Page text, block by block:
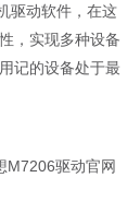
驱动软件，在这
，实现多种设备
记的设备处于最
M7206驱动官网